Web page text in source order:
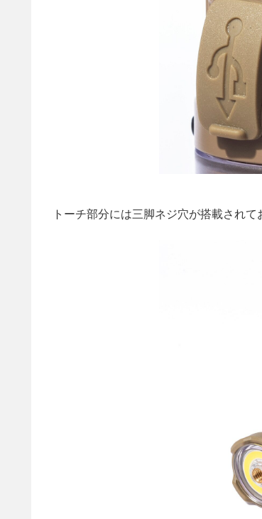
トーチ部分には三脚ネジ穴が搭載され